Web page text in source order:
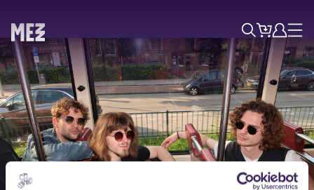
Skip navigatie
ZoekTicketsAccount
Menu